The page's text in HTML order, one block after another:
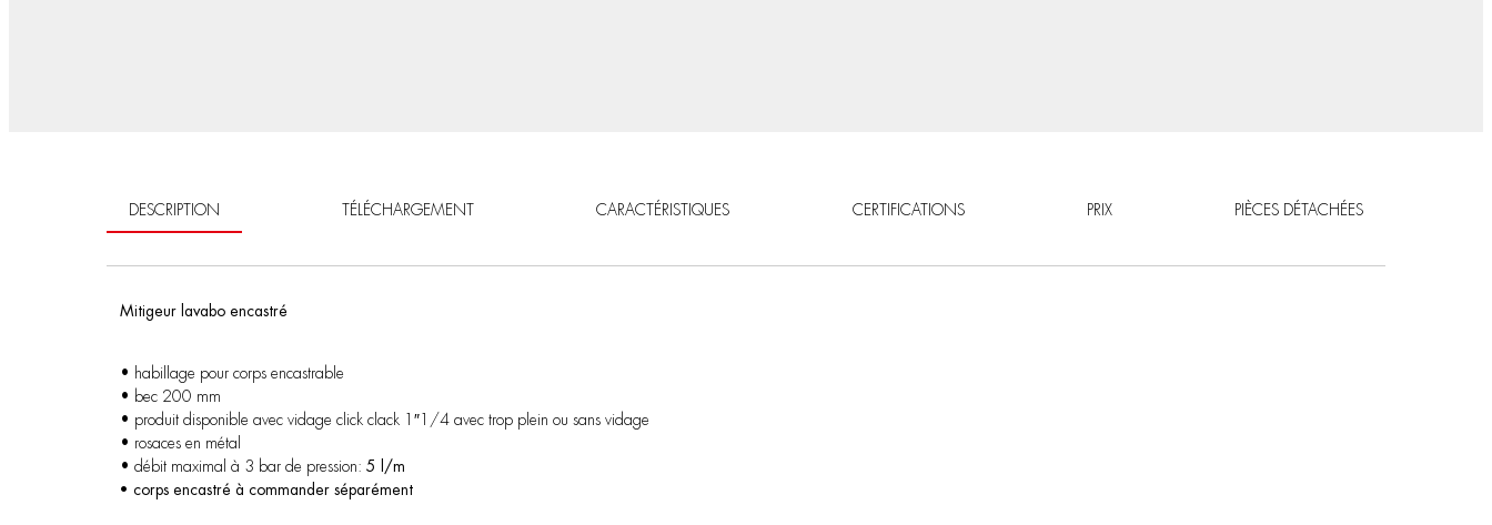
DESCRIPTION TÉLÉCHARGEMENT CARACTÉRISTIQUES CERTIFICATIONS PRIX PIÈCES DÉTACHÉES
Mitigeur lavabo encastré
• habillage pour corps encastrable
• bec 200 mm
• produit disponible avec vidage click clack 1″1/4 avec trop plein ou sans vidage
• rosaces en métal
• débit maximal à 3 bar de pression: 5 l/m
• corps encastré à commander séparément